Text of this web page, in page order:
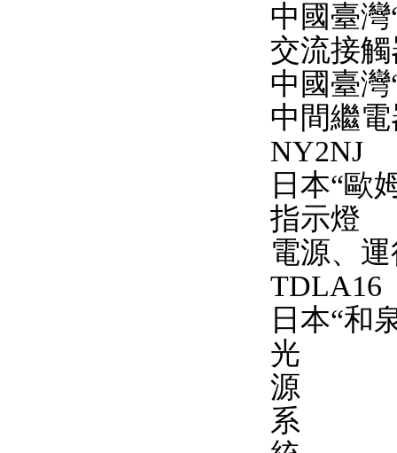
中國臺灣
交流接
中國臺灣
中間繼
NY2NJ
日本“歐
指示燈
電源、
TDLA16
日本“和
光
源
系